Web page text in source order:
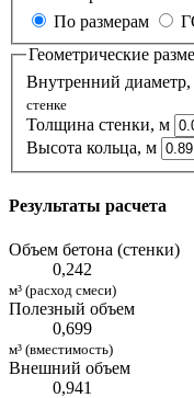
По размерам
Геометрические
Внутренний
стенке
Толщина стенки, м
Высота кольца, м
Результаты расчета
Объем бетона (стенки)
0,242
м³ (расход смеси)
Полезный объем
0,699
м³ (вместимость)
Внешний объем
0,941